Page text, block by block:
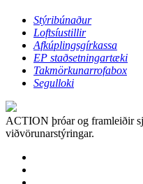
Stýribúnaður
Loftsíustillir
Afkúplingsgírkassa
EP staðsetningartæki
Takmörkunarrofabox
Segulloki
ACTION þróar og framleiðir
viðvörunarstýringar.